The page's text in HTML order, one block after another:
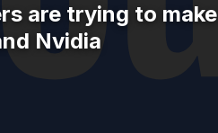
are trying to
Nvidia